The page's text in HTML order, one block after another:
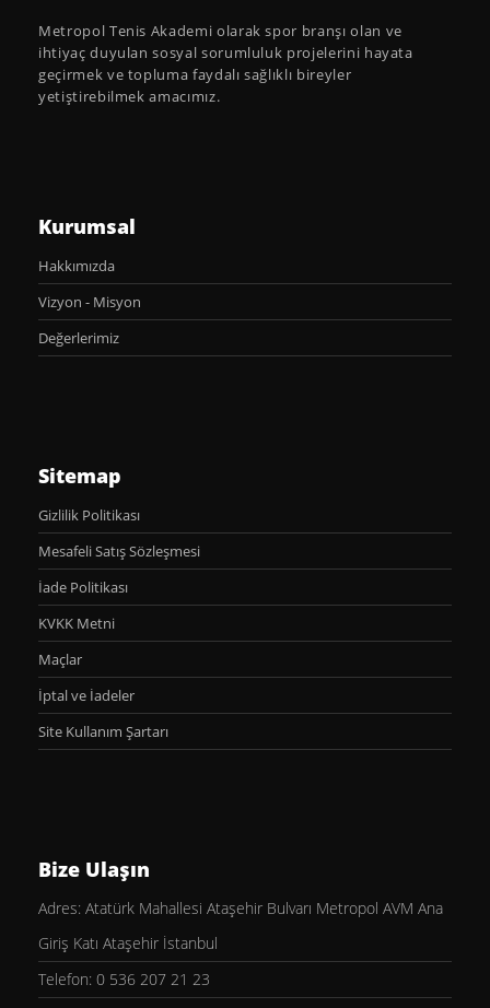
Metropol Tenis Akademi olarak spor branşı olan ve
ihtiyaç duyulan sosyal sorumluluk projelerini hayata
geçirmek ve topluma faydalı sağlıklı bireyler
yetiştirebilmek amacımız.
Kurumsal
Hakkımızda
Vizyon - Misyon
Değerlerimiz
Sitemap
Gizlilik Politikası
Mesafeli Satış Sözleşmesi
İade Politikası
KVKK Metni
Maçlar
İptal ve İadeler
Site Kullanım Şartarı
Bize Ulaşın
Adres: Atatürk Mahallesi Ataşehir Bulvarı Metropol AVM Ana
Giriş Katı Ataşehir İstanbul
Telefon: 0 536 207 21 23